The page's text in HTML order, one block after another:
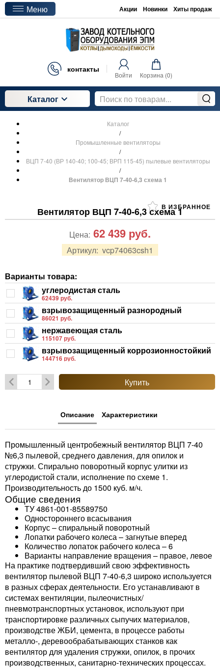
Меню Акции Новинки Хиты продаж
контакты
Войти Корзина (0)
Каталог
Каталог
/
Промышленные вентиляторы
/
ВЦП 7-40 (ВР 140-40; 100-45; ВРП 115-45) пылевые вентиляторы
/
Вентилятор ВЦП 7-40-6,3 схема 1
В ИЗБРАННОЕ
Вентилятор ВЦП 7-40-6,3 схема 1
Артикул: vcp74063csh1
Цена: 62 439 руб.
Варианты товара:
углеродистая сталь
62439 руб.
взрывозащищенный разнородный
86021 руб.
нержавеющая сталь
115107 руб.
взрывозащищенный коррозионностойкий
144716 руб.
Купить
Описание Характеристики
Промышленный центробежный вентилятор ВЦП 7-40
№6,3 пылевой, среднего давления, для опилок и
стружки. Спирально поворотный корпус улитки из
углеродистой стали, исполнение по схеме 1.
Производительность до 1500 куб. м/ч.
Общие сведения
ТУ 4861-001-85589750
Одностороннего всасывания
Корпус – спиральный поворотный
Лопатки рабочего колеса – загнутые вперед
Количество лопаток рабочего колеса – 6
Варианты направление вращения – правое, левое
На практике подтвердивший свою эффективность
вентилятор пылевой ВЦП 7-40-6,3 широко используется
в разных сферах деятельности. Его устанавливают в
системах вентиляции, пылеочистных/
пневмотранспортных установок, используют при
транспортировке различных сыпучих материалов,
производстве ЖБИ, цемента, в процессе работы
металло-, деревообрабатывающих станков как
вентилятор для удаления стружки, опилок, в прочих
производственных, санитарно-технических процессах.